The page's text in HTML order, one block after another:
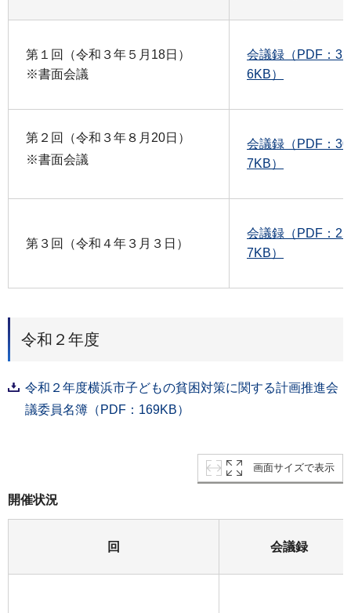
第１回（令和３年５月18日）
※書面会議
会議録（PDF：32
6KB）
第２回（令和３年８月20日）
※書面会議
会議録（PDF：30
7KB）
第３回（令和４年３月３日）
会議録（PDF：25
7KB）
令和２年度
令和２年度横浜市子どもの貧困対策に関する計画推進会
議委員名簿（PDF：169KB）
画面サイズで表示
開催状況
回 会議録